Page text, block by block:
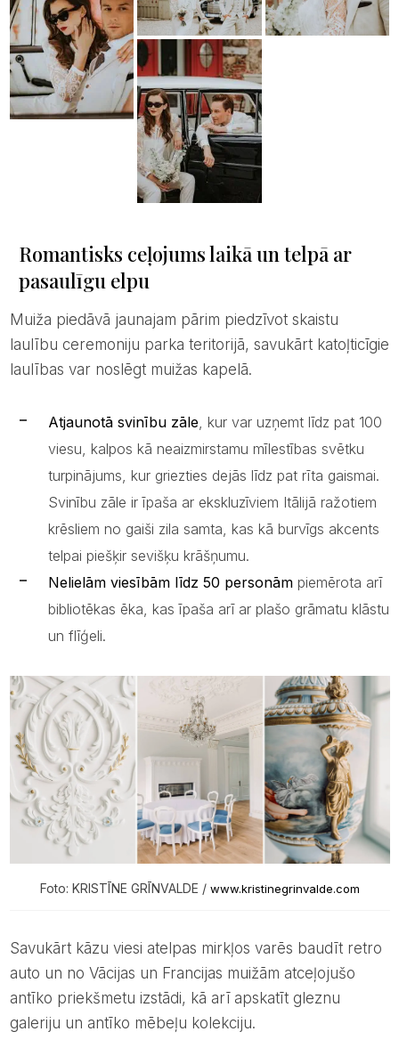
Romantisks ceļojums laikā un telpā ar
pasaulīgu elpu
Muiža piedāvā jaunajam pārim piedzīvot skaistu
laulību ceremoniju parka teritorijā, savukārt katoļticīgie
laulības var noslēgt muižas kapelā.
Atjaunotā svinību zāle, kur var uzņemt līdz pat 100
viesu, kalpos kā neaizmirstamu mīlestības svētku
turpinājums, kur griezties dejās līdz pat rīta gaismai.
Svinību zāle ir īpaša ar ekskluzīviem Itālijā ražotiem
krēsliem no gaiši zila samta, kas kā burvīgs akcents
telpai piešķir sevišķu krāšņumu.
Nelielām viesībām līdz 50 personāmpiemērota arī
bibliotēkas ēka, kas īpaša arī ar plašo grāmatu klāstu
un flīģeli.
Foto: KRISTĪNE GRĪNVALDE / www.kristinegrinvalde.com
Savukārt kāzu viesi atelpas mirkļos varēs baudīt retro
auto un no Vācijas un Francijas muižām atceļojušo
antīko priekšmetu izstādi, kā arī apskatīt gleznu
galeriju un antīko mēbeļu kolekciju.